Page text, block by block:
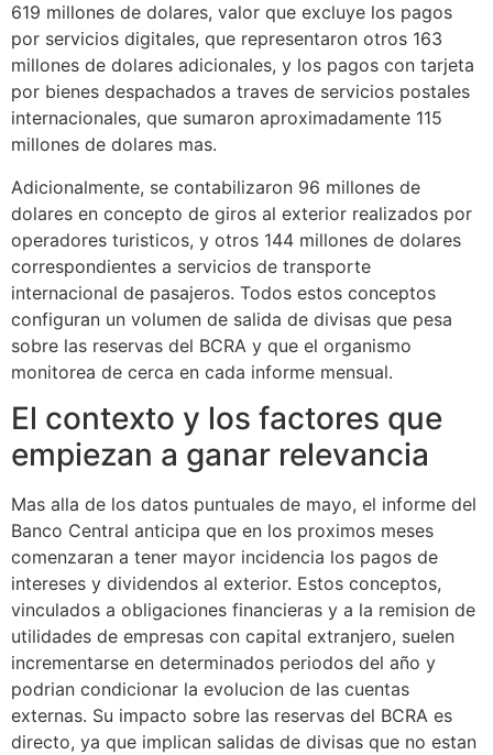
619 millones de dolares, valor que excluye los pagos
por servicios digitales, que representaron otros 163
millones de dolares adicionales, y los pagos con tarjeta
por bienes despachados a traves de servicios postales
internacionales, que sumaron aproximadamente 115
millones de dolares mas.
Adicionalmente, se contabilizaron 96 millones de
dolares en concepto de giros al exterior realizados por
operadores turisticos, y otros 144 millones de dolares
correspondientes a servicios de transporte
internacional de pasajeros. Todos estos conceptos
configuran un volumen de salida de divisas que pesa
sobre las reservas del BCRA y que el organismo
monitorea de cerca en cada informe mensual.
El contexto y los factores que
empiezan a ganar relevancia
Mas alla de los datos puntuales de mayo, el informe del
Banco Central anticipa que en los proximos meses
comenzaran a tener mayor incidencia los pagos de
intereses y dividendos al exterior. Estos conceptos,
vinculados a obligaciones financieras y a la remision de
utilidades de empresas con capital extranjero, suelen
incrementarse en determinados periodos del año y
podrian condicionar la evolucion de las cuentas
externas. Su impacto sobre las reservas del BCRA es
directo, ya que implican salidas de divisas que no estan